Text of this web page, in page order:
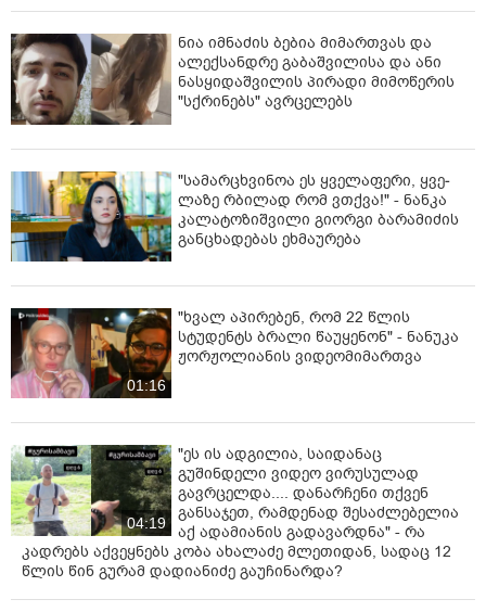
ნია იმნაძის ბებია მიმართვას და
ალექსანდრე გაბაშვილისა და ანი
ნასყიდაშვილის პირადი მიმოწერის
"სქრინებს" ავრცელებს
"სა­მარ­ცხვი­ნოა ეს ყვე­ლა­ფე­რი, ყვე­
ლა­ზე რბი­ლად რომ ვთქვა!" - ნანკა
კალატოზიშვილი გიორგი ბარამიძის
განცხადებას ეხმაურება
01:16
"ხვალ აპირებენ, რომ 22 წლის
სტუდენტს ბრალი წაუყენონ" - ნანუკა
ჟორჟოლიანის ვიდეომიმართვა
04:19
"ეს ის ადგილია, საიდანაც
გუშინდელი ვიდეო ვირუსულად
გავრცელდა.... დანარჩენი თქვენ
განსაჯეთ, რამდენად შესაძლებელია
აქ ადამიანის გადავარდნა" - რა
კადრებს აქვეყნებს კობა ახალაძე მლეთიდან, სადაც 12
წლის წინ გურამ დადიანიძე გაუჩინარდა?